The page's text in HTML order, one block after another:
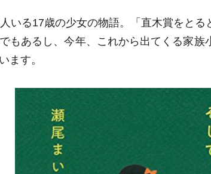
いる17歳の少女の物語。「直木賞をと
もあるし、今年、これから出てくる家族
ます。